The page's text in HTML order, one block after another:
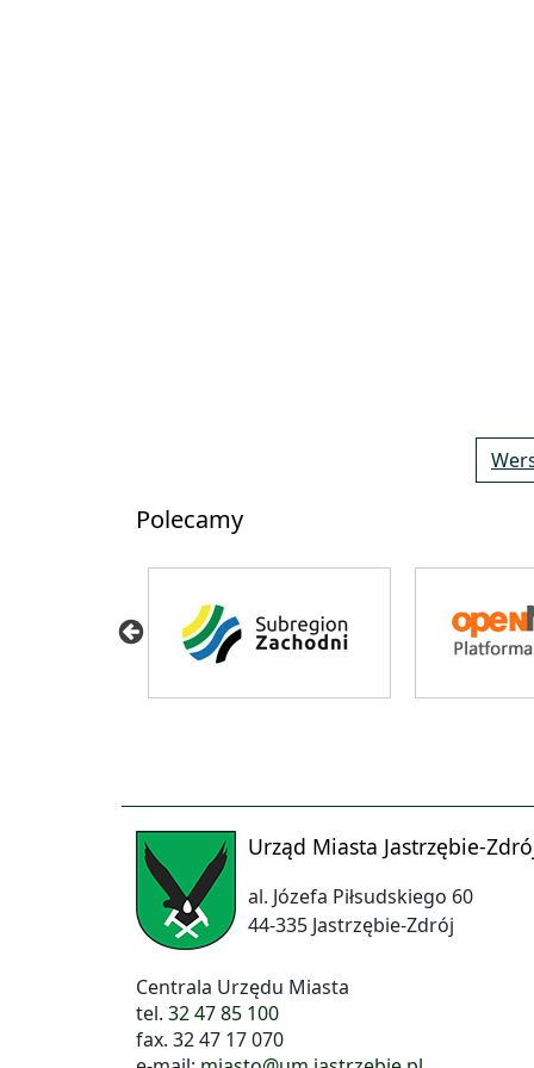
Polecamy
Urząd Miasta Jastrzębie-
al. Józefa Piłsudskiego 60
44-335 Jastrzębie-Zdrój
Centrala Urzędu Miasta
tel. 32 47 85 100
fax. 32 47 17 070